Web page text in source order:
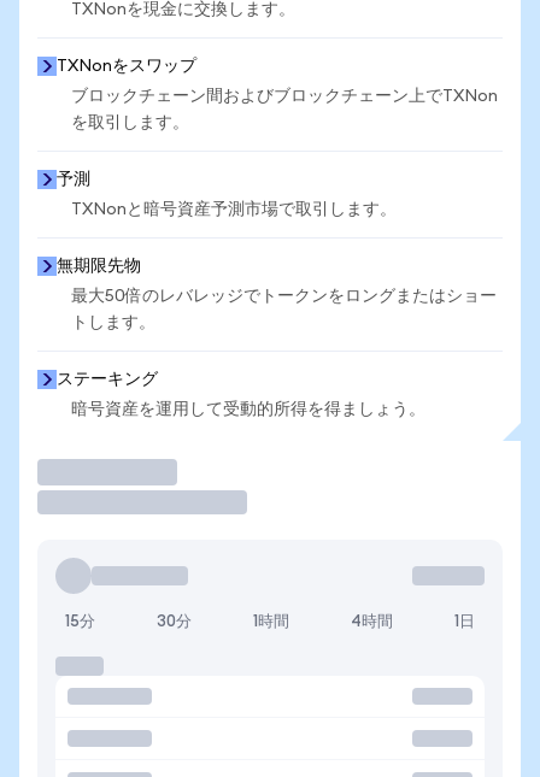
TXNonを現金に交換します。
TXNonをスワップ
ブロックチェーン間およびブロックチェーン上でTXNon
を取引します。
予測
TXNonと暗号資産予測市場で取引します。
無期限先物
最大50倍のレバレッジでトークンをロングまたはショー
トします。
ステーキング
暗号資産を運用して受動的所得を得ましょう。
15分 30分 1時間 4時間 1日